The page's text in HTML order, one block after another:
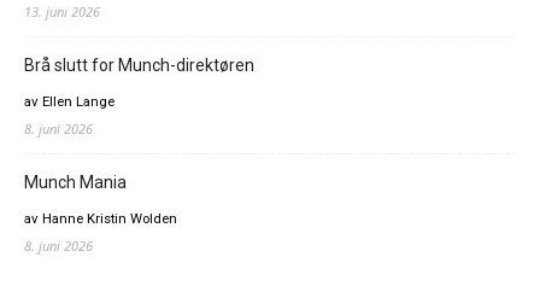
13. juni 2026
Brå slutt for Munch-direktøren
av Ellen Lange
8. juni 2026
Munch Mania
av Hanne Kristin Wolden
8. juni 2026